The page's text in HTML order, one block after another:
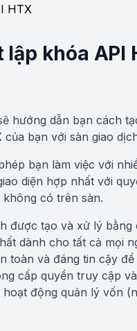
HTX
khóa API
hướng dẫn bạn cách
bạn với sàn giao
bạn làm việc với
diện hợp nhất với
có trên sàn.
được tạo và xử lý bằng
dành cho tất cả mọi
toàn và đáng tin cậy để
cấp quyền truy cập
động quản lý vốn